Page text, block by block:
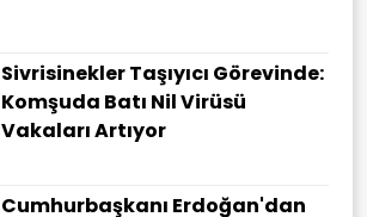
Sivrisinekler Taşıyıcı Görevinde:
Komşuda Batı Nil Virüsü
Vakaları Artıyor
Cumhurbaşkanı Erdoğan'dan